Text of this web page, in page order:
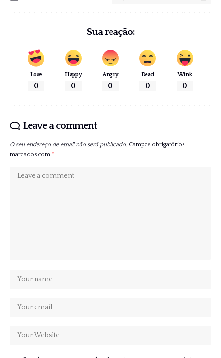
Sua reação:
Love
0
Happy
0
Angry
0
Dead
0
Wink
0
Leave a comment
O seu endereço de email não será publicado. Campos obrigatórios
marcados com *